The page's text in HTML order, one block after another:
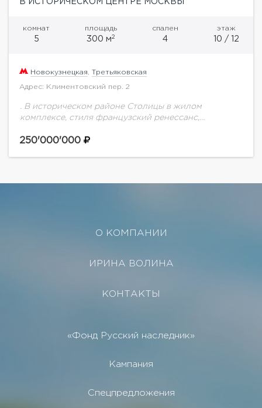
В ИСТОРИЧЕСКОМ ЦЕНТРЕ МОСКВЫ
комнат
5
площадь
300 м2
спален
4
этаж
10 / 12
Новокузнецкая Третьяковская
Адрес: Климентовский пер. 2
. В историческом районе Столицы в жилом
комплексе, стиля французский ренессанс,
вниманию квартиру с террасой и шикарными
250'000'000
О КОМПАНИИ
ИРИНА ВОЛИНА
КОНТАКТЫ
«Фонд Русский наследник»
Кампания
Спецпредложения